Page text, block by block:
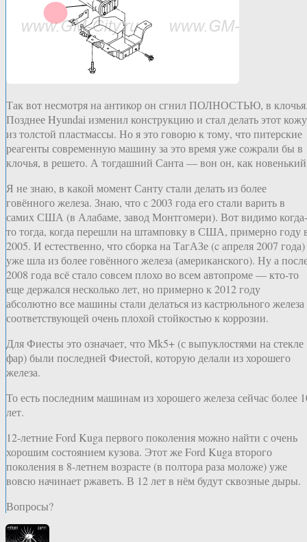
Так вот несмотря на антикор он сгнил ПОЛНОСТЬЮ, в
Позднее Hyundai изменил конструкцию и стал делать этот
из толстой пластмассы. Но я это говорю к тому, что питерские
реагенты современную машину за это время уже сожрали бы в
клочья, в решето. А тогдашний Санта — вон он, как
Я не знаю, в какой момент Санту стали делать из более
говённого железа. Знаю, что с 2003 года его стали варить в
самих США (в Алабаме, завод Монтгомери). Вот видимо когда-
то тогда, когда перешли на штамповку в США, примерно году
2005. И естественно, что сборка на ТагАЗе (c апреля 2007 года)
уже шла из более говённого железа (американского). Ну а
2008 года всё стало совсем плохо во всем автопроме — кто-то
еще держался несколько лет, но примерно к 2012 году
абсолютно все машины стали делаться из кастрюльного железа
соответствующей очень плохой стойкостью к коррозии.
Для Фиесты это означает, что Mk5+ (с выпуклостями на стекле
фар) были последней Фиестой, которую делали из хорошего
железа.
То есть последним машинам из хорошего железа сейчас более
лет.
12-летние Ford Kuga первого поколения можно найти с очень
хорошим состоянием кузова. Этот же Ford Kuga второго
поколения в 8-летнем возрасте (в полтора раза моложе) уже
вовсю начинает ржаветь. В 12 лет в нём будут сквозные дыры.
Вопросы?